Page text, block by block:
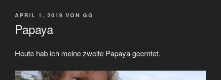
VERÖFFENTLICHT
APRIL 1, 2019 VON GG
Papaya
Heute hab ich meine zweite Papaya geerntet.